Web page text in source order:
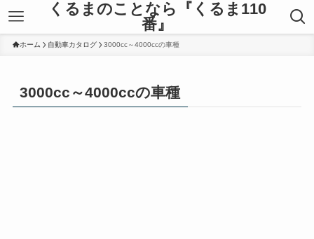
くるまのことなら『くるま110
番』
ホーム 自動車カタログ 3000cc～4000ccの車種
3000cc～4000ccの車種